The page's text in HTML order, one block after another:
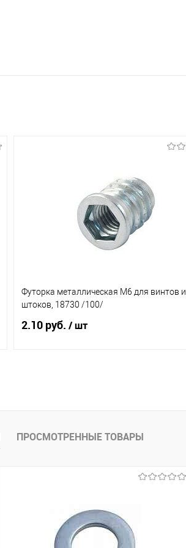
Футорка металлическая M6 для винтов и
штоков, 18730 /100/
2.10 руб. / шт
Купить в 1 клик
Сравнение
ПРОСМОТРЕННЫЕ ТОВАРЫ